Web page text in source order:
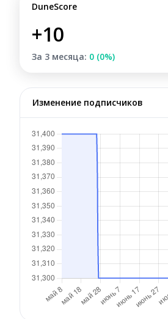
DuneScore
+10
За 3 месяца: 0 (0%)
Изменение подписчиков